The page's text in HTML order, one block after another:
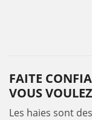
FAITE
VOUS
Les haies sont